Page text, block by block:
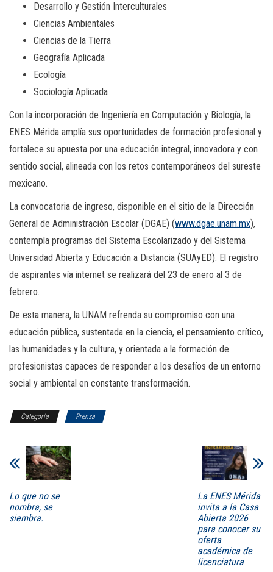
Desarrollo y Gestión Interculturales
Ciencias Ambientales
Ciencias de la Tierra
Geografía Aplicada
Ecología
Sociología Aplicada
Con la incorporación de Ingeniería en Computación y Biología, la
ENES Mérida amplía sus oportunidades de formación profesional y
fortalece su apuesta por una educación integral, innovadora y con
sentido social, alineada con los retos contemporáneos del sureste
mexicano.
La convocatoria de ingreso, disponible en el sitio de la Dirección
General de Administración Escolar (DGAE) (www.dgae.unam.mx),
contempla programas del Sistema Escolarizado y del Sistema
Universidad Abierta y Educación a Distancia (SUAyED). El registro
de aspirantes vía internet se realizará del 23 de enero al 3 de
febrero.
De esta manera, la UNAM refrenda su compromiso con una
educación pública, sustentada en la ciencia, el pensamiento crítico,
las humanidades y la cultura, y orientada a la formación de
profesionistas capaces de responder a los desafíos de un entorno
social y ambiental en constante transformación.
Categoría Prensa
Lo que no se
nombra, se
siembra.
La ENES Mérida
invita a la Casa
Abierta 2026
para conocer su
oferta
académica de
licenciatura